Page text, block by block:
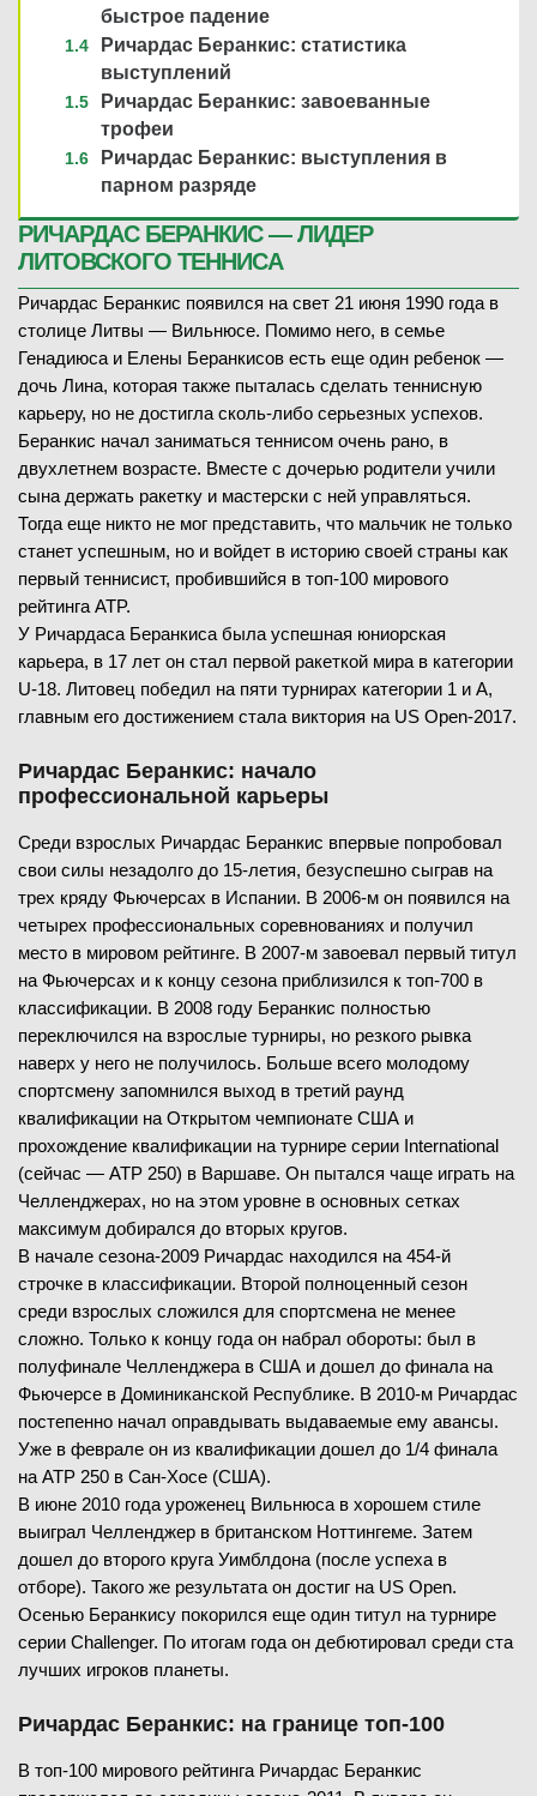
быстрое падение
Ричардас Беранкис: статистика
выступлений
Ричардас Беранкис: завоеванные
трофеи
Ричардас Беранкис: выступления в
парном разряде
РИЧАРДАС БЕРАНКИС — ЛИДЕР
ЛИТОВСКОГО ТЕННИСА
Ричардас Беранкис появился на свет 21 июня 1990 года в
столице Литвы — Вильнюсе. Помимо него, в семье
Генадиюса и Елены Беранкисов есть еще один ребенок —
дочь Лина, которая также пыталась сделать теннисную
карьеру, но не достигла сколь-либо серьезных успехов.
Беранкис начал заниматься теннисом очень рано, в
двухлетнем возрасте. Вместе с дочерью родители учили
сына держать ракетку и мастерски с ней управляться.
Тогда еще никто не мог представить, что мальчик не только
станет успешным, но и войдет в историю своей страны как
первый теннисист, пробившийся в топ-100 мирового
рейтинга ATP.
У Ричардаса Беранкиса была успешная юниорская
карьера, в 17 лет он стал первой ракеткой мира в категории
U-18. Литовец победил на пяти турнирах категории 1 и А,
главным его достижением стала виктория на US Open-2017.
Ричардас Беранкис: начало
профессиональной карьеры
Среди взрослых Ричардас Беранкис впервые попробовал
свои силы незадолго до 15-летия, безуспешно сыграв на
трех кряду Фьючерсах в Испании. В 2006-м он появился на
четырех профессиональных соревнованиях и получил
место в мировом рейтинге. В 2007-м завоевал первый титул
на Фьючерсах и к концу сезона приблизился к топ-700 в
классификации. В 2008 году Беранкис полностью
переключился на взрослые турниры, но резкого рывка
наверх у него не получилось. Больше всего молодому
спортсмену запомнился выход в третий раунд
квалификации на Открытом чемпионате США и
прохождение квалификации на турнире серии International
(сейчас — ATP 250) в Варшаве. Он пытался чаще играть на
Челленджерах, но на этом уровне в основных сетках
максимум добирался до вторых кругов.
В начале сезона-2009 Ричардас находился на 454-й
строчке в классификации. Второй полноценный сезон
среди взрослых сложился для спортсмена не менее
сложно. Только к концу года он набрал обороты: был в
полуфинале Челленджера в США и дошел до финала на
Фьючерсе в Доминиканской Республике. В 2010-м Ричардас
постепенно начал оправдывать выдаваемые ему авансы.
Уже в феврале он из квалификации дошел до 1/4 финала
на ATP 250 в Сан-Хосе (США).
В июне 2010 года уроженец Вильнюса в хорошем стиле
выиграл Челленджер в британском Ноттингеме. Затем
дошел до второго круга Уимблдона (после успеха в
отборе). Такого же результата он достиг на US Open.
Осенью Беранкису покорился еще один титул на турнире
серии Challenger. По итогам года он дебютировал среди ста
лучших игроков планеты.
Ричардас Беранкис: на границе топ-100
В топ-100 мирового рейтинга Ричардас Беранкис